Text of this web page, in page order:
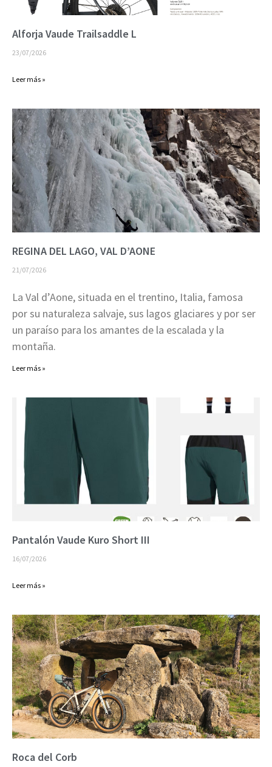
Alforja Vaude Trailsaddle L
23/07/2026
Leer más »
REGINA DEL LAGO, VAL D’AONE
21/07/2026
La Val d’Aone, situada en el trentino, Italia, famosa
por su naturaleza salvaje, sus lagos glaciares y por ser
un paraíso para los amantes de la escalada y la
montaña.
Leer más »
Pantalón Vaude Kuro Short III
16/07/2026
Leer más »
Roca del Corb